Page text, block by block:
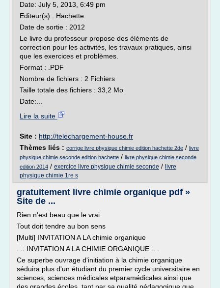
Date: July 5, 2013, 6:49 pm
Editeur(s) : Hachette
Date de sortie : 2012
Le livre du professeur propose des éléments de
correction pour les activités, les travaux pratiques, ainsi
que les exercices et problèmes.
Format : .PDF
Nombre de fichiers : 2 Fichiers
Taille totale des fichiers : 33,2 Mo
Date:...
Lire la suite
Site : http://telechargement-house.fr
Thèmes liés : corrige livre physique chimie edition hachette 2de / livre
physique chimie seconde edition hachette / livre physique chimie seconde
edition 2014 / exercice livre physique chimie seconde / livre
physique chimie 1re s
gratuitement livre chimie organique pdf »
Site de ...
Rien n'est beau que le vrai
Tout doit tendre au bon sens
[Multi] INVITATION A LA chimie organique
. .: INVITATION A LA CHIMIE ORGANIQUE :. .
Ce superbe ouvrage d'initiation à la chimie organique
séduira plus d'un étudiant du premier cycle universitaire en
sciences, sciences médicales etparamédicales ainsi que